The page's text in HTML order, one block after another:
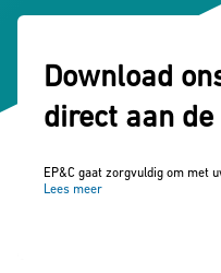
Download
direct aan
EP&C gaat zorgvuldig om met
Lees meer